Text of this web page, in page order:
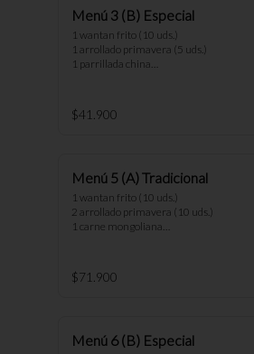
Menú 3 (B) Especial
1 wantan frito (10 uds.)
1 arrollado primavera (5 uds.)
1 parrillada china
*nota: no se pueden hacer cambios en
$41.900
Menú 5 (A) Tradicional
1 wantan frito (10 uds.)
2 arrollado primavera (10 uds.)
1 carne mongoliana
1 arrollado de marisco
1 cerdo cantones
los menús.
$71.900
Menú 6 (B) Especial